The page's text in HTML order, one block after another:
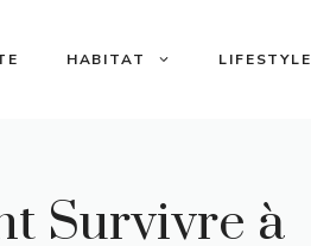
HABITAT LIFESTYLE
Survivre à